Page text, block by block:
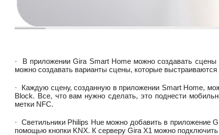
·
В приложении Gira Smart Home можно создавать
можно создавать варианты сцены, которые
·
Каждую сцену, созданную в приложении Smart Home,
Block. Все, что вам нужно сделать, это поднести
метки NFC.
· Светильники Philips Hue можно добавить в приложение
помощью кнопки KNX. К серверу Gira X1 можно